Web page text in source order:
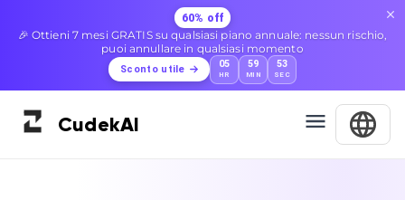
60% off
🎉 Ottieni 7 mesi GRATIS su qualsiasi piano annuale: nessun rischio,
puoi annullare in qualsiasi momento
Sconto utile 05
HR
59
MIN
52
SEC
CudekAI